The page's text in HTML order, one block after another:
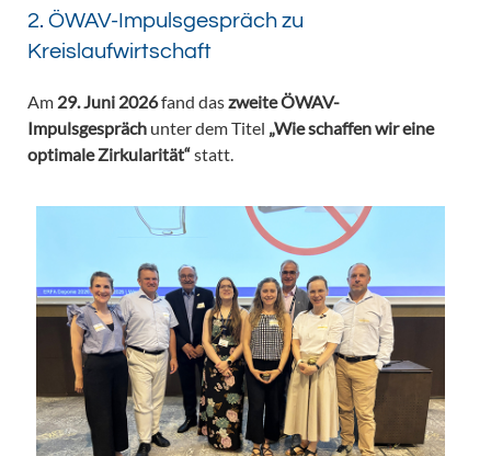
2. ÖWAV-Impulsgespräch zu
Kreislaufwirtschaft
Am 29. Juni 2026fand daszweite ÖWAV-
Impulsgespräch unter dem Titel „Wie schaffen wir eine
optimale Zirkularität“statt.